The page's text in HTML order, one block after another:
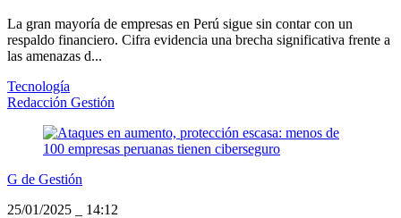
La gran mayoría de empresas en Perú sigue sin contar con un
respaldo financiero. Cifra evidencia una brecha significativa frente a
las amenazas d...
Tecnología
Redacción Gestión
G de Gestión
25/01/2025
14:12